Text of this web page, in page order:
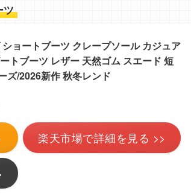
ツ
ショートブーツ クレープソール カジュア
トブーツ レザー 天然ゴム スエード 短
ズ/2026新作 秋冬レンド
楽天市場で詳細を見る >>